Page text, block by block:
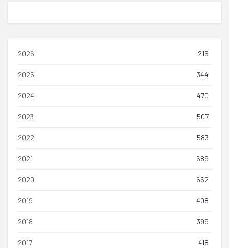
2026 215
2025 344
2024 470
2023 507
2022 583
2021 689
2020 652
2019 408
2018 399
2017 418